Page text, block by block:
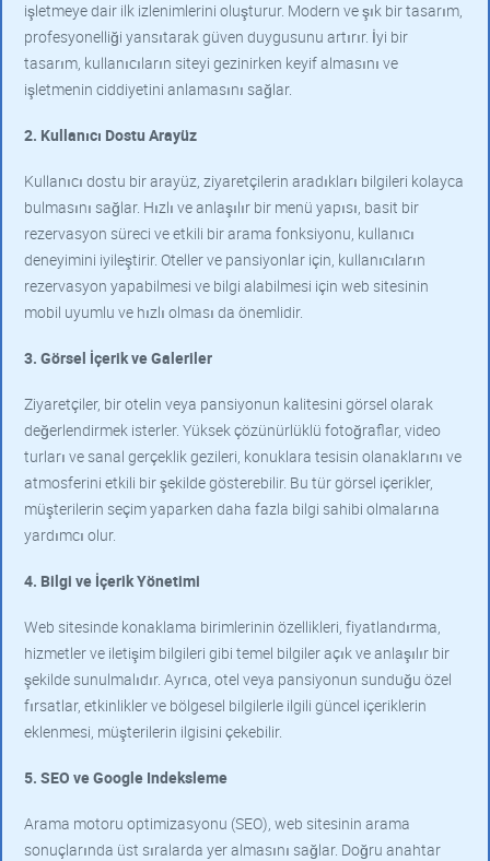
işletmeye dair ilk izlenimlerini oluşturur. Modern ve şık bir tasarım,
profesyonelliği yansıtarak güven duygusunu artırır. İyi bir
tasarım, kullanıcıların siteyi gezinirken keyif almasını ve
işletmenin ciddiyetini anlamasını sağlar.
2. Kullanıcı Dostu Arayüz
Kullanıcı dostu bir arayüz, ziyaretçilerin aradıkları bilgileri kolayca
bulmasını sağlar. Hızlı ve anlaşılır bir menü yapısı, basit bir
rezervasyon süreci ve etkili bir arama fonksiyonu, kullanıcı
deneyimini iyileştirir. Oteller ve pansiyonlar için, kullanıcıların
rezervasyon yapabilmesi ve bilgi alabilmesi için web sitesinin
mobil uyumlu ve hızlı olması da önemlidir.
3. Görsel İçerik ve Galeriler
Ziyaretçiler, bir otelin veya pansiyonun kalitesini görsel olarak
değerlendirmek isterler. Yüksek çözünürlüklü fotoğraflar, video
turları ve sanal gerçeklik gezileri, konuklara tesisin olanaklarını ve
atmosferini etkili bir şekilde gösterebilir. Bu tür görsel içerikler,
müşterilerin seçim yaparken daha fazla bilgi sahibi olmalarına
yardımcı olur.
4. Bilgi ve İçerik Yönetimi
Web sitesinde konaklama birimlerinin özellikleri, fiyatlandırma,
hizmetler ve iletişim bilgileri gibi temel bilgiler açık ve anlaşılır bir
şekilde sunulmalıdır. Ayrıca, otel veya pansiyonun sunduğu özel
fırsatlar, etkinlikler ve bölgesel bilgilerle ilgili güncel içeriklerin
eklenmesi, müşterilerin ilgisini çekebilir.
5. SEO ve Google Indeksleme
Arama motoru optimizasyonu (SEO), web sitesinin arama
sonuçlarında üst sıralarda yer almasını sağlar. Doğru anahtar